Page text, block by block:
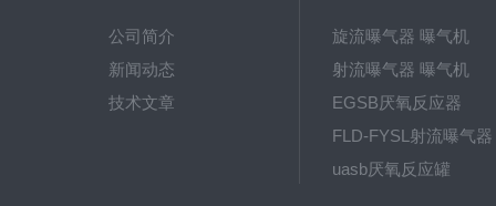
公司简介
新闻动态
技术文章
旋流曝气器 曝气机
射流曝气器 曝气机
EGSB厌氧反应器
FLD-FYSL射流曝气器
uasb厌氧反应罐